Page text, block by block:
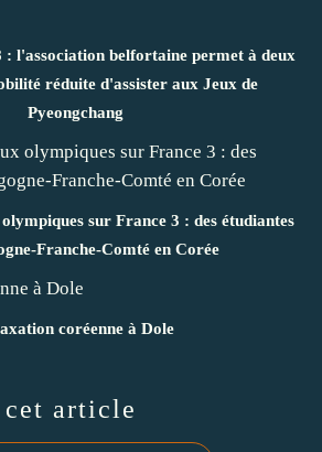
l'association belfortaine permet à deux
réduite d'assister aux Jeux de
Pyeongchang
sur France 3 : des étudiantes
Franche-Comté en Corée
coréenne à Dole
cet article